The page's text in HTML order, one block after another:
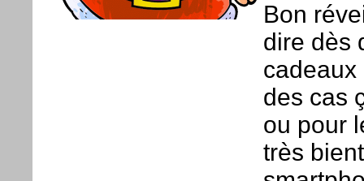
Bon
dire dès
cadeaux
des cas
ou pour
très